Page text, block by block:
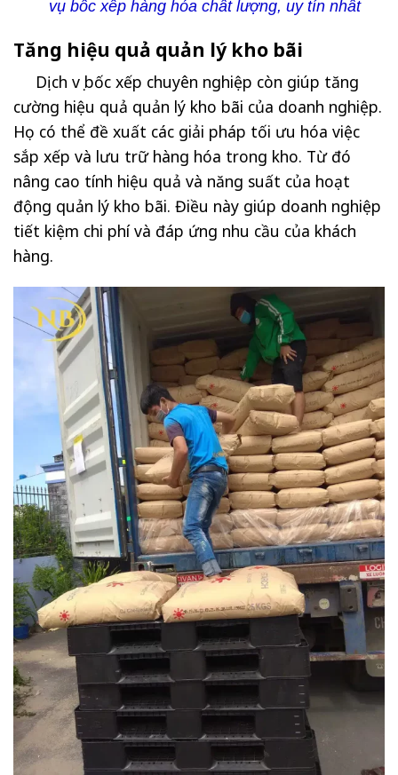
vụ bốc xếp hàng hóa chất lượng, uy tín nhất
Tăng hiệu quả quản lý kho bãi
Dịch vụ bốc xếp chuyên nghiệp còn giúp tăng
cường hiệu quả quản lý kho bãi của doanh nghiệp.
Họ có thể đề xuất các giải pháp tối ưu hóa việc
sắp xếp và lưu trữ hàng hóa trong kho. Từ đó
nâng cao tính hiệu quả và năng suất của hoạt
động quản lý kho bãi. Điều này giúp doanh nghiệp
tiết kiệm chi phí và đáp ứng nhu cầu của khách
hàng.